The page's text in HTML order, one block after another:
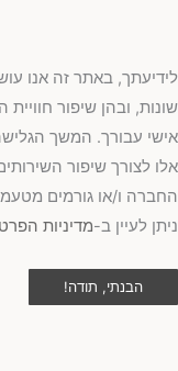
שונות, ובהן שיפור
אישי עבורך. המשך
אלו לצורך שיפור
החברה ו/או גורמים
ניתן לעיין ב-מדיניות
הבנתי, תודה!